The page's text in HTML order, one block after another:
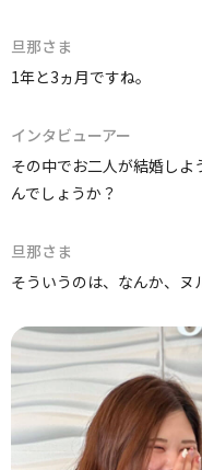
旦那さま
1年と3ヵ月ですね。
インタビューアー
その中でお二人が結婚しよ
んでしょうか？
旦那さま
そういうのは、なんか、ヌ